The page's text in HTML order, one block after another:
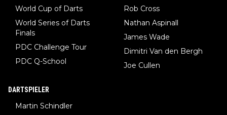
World Cup of Darts
World Series of Darts
Finals
PDC Challenge Tour
PDC Q-School
Rob Cross
Nathan Aspinall
James Wade
Dimitri Van den Bergh
Joe Cullen
DARTSPIELER
Martin Schindler